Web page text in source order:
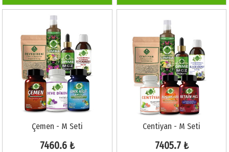
Çemen - M Seti
7460.6 ₺
Centiyan - M Seti
7405.7 ₺